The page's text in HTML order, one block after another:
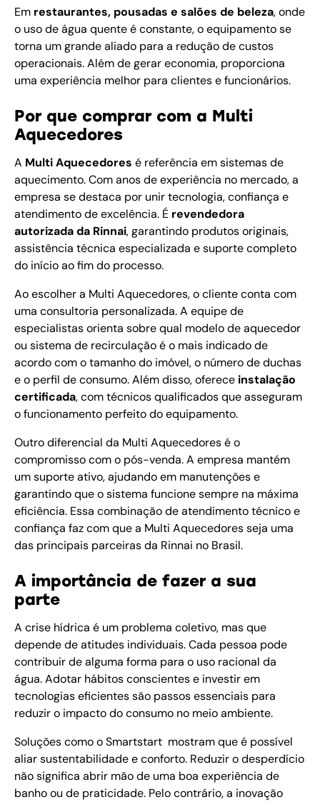
Em restaurantes, pousadas e salões de beleza, onde
o uso de água quente é constante, o equipamento se
torna um grande aliado para a redução de custos
operacionais. Além de gerar economia, proporciona
uma experiência melhor para clientes e funcionários.
Por que comprar com a Multi
Aquecedores
A Multi Aquecedores é referência em sistemas de
aquecimento. Com anos de experiência no mercado, a
empresa se destaca por unir tecnologia, confiança e
atendimento de excelência. É revendedora
autorizada da Rinnai, garantindo produtos originais,
assistência técnica especializada e suporte completo
do início ao fim do processo.
Ao escolher a Multi Aquecedores, o cliente conta com
uma consultoria personalizada. A equipe de
especialistas orienta sobre qual modelo de aquecedor
ou sistema de recirculação é o mais indicado de
acordo com o tamanho do imóvel, o número de duchas
e o perfil de consumo. Além disso, oferece instalação
certificada, com técnicos qualificados que asseguram
o funcionamento perfeito do equipamento.
Outro diferencial da Multi Aquecedores é o
compromisso com o pós-venda. A empresa mantém
um suporte ativo, ajudando em manutenções e
garantindo que o sistema funcione sempre na máxima
eficiência. Essa combinação de atendimento técnico e
confiança faz com que a Multi Aquecedores seja uma
das principais parceiras da Rinnai no Brasil.
A importância de fazer a sua
parte
A crise hídrica é um problema coletivo, mas que
depende de atitudes individuais. Cada pessoa pode
contribuir de alguma forma para o uso racional da
água. Adotar hábitos conscientes e investir em
tecnologias eficientes são passos essenciais para
reduzir o impacto do consumo no meio ambiente.
Soluções como o Smartstart mostram que é possível
aliar sustentabilidade e conforto. Reduzir o desperdício
não significa abrir mão de uma boa experiência de
banho ou de praticidade. Pelo contrário, a inovação